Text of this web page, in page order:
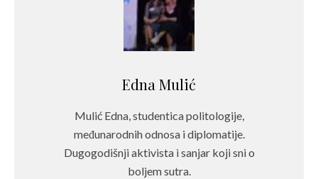
Edna Mulić
Mulić Edna, studentica politologije,
međunarodnih odnosa i diplomatije.
Dugogodišnji aktivista i sanjar koji sni o
boljem sutra.